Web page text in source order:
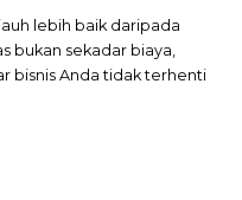
lebih baik daripada
bukan sekadar biaya,
bisnis Anda tidak terhenti